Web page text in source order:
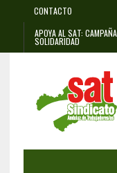
CONTACTO
APOYA AL SAT:
SOLIDARIDAD